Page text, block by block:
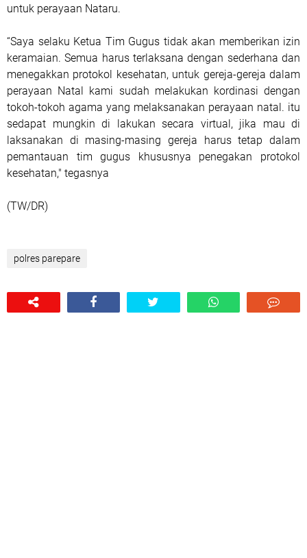
untuk perayaan Nataru.
“Saya selaku Ketua Tim Gugus tidak akan memberikan izin
keramaian. Semua harus terlaksana dengan sederhana dan
menegakkan protokol kesehatan, untuk gereja-gereja dalam
perayaan Natal kami sudah melakukan kordinasi dengan
tokoh-tokoh agama yang melaksanakan perayaan natal. itu
sedapat mungkin di lakukan secara virtual, jika mau di
laksanakan di masing-masing gereja harus tetap dalam
pemantauan tim gugus khususnya penegakan protokol
kesehatan," tegasnya
(TW/DR)
polres parepare